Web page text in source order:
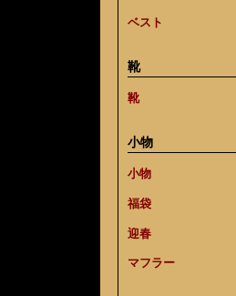
ベスト
靴
靴
小物
小物
福袋
迎春
マフラー